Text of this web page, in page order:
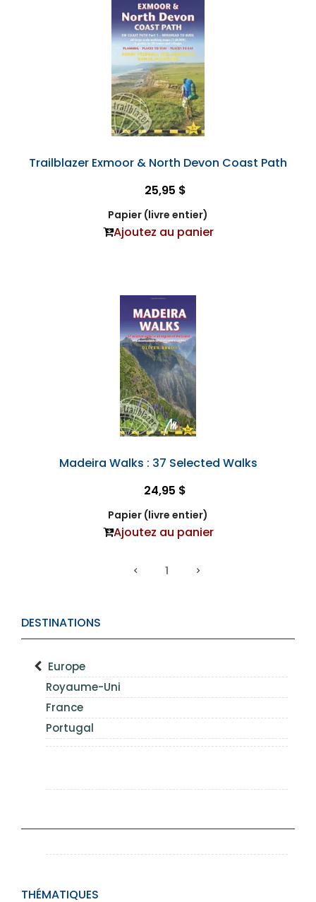
DESTINATIONS
Europe
Royaume-Uni
France
Portugal
THÉMATIQUES
Trailblazer Exmoor & North Devon Coast Path
25,95 $
Papier (livre entier)
Ajoutez au panier
Madeira Walks : 37 Selected Walks
24,95 $
Papier (livre entier)
Ajoutez au panier
1